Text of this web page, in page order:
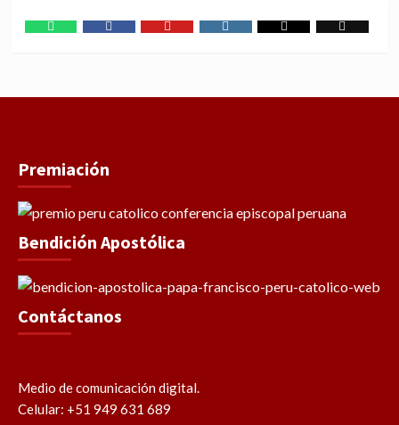
Premiación
Bendición Apostólica
Contáctanos
Medio de comunicación digital.
Celular: +51 949 631 689